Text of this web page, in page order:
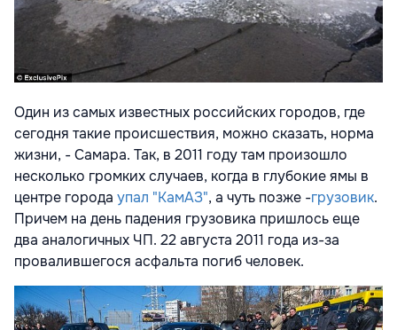
Один из самых известных российских городов, где
сегодня такие происшествия, можно сказать, норма
жизни, - Самара. Так, в 2011 году там произошло
несколько громких случаев, когда в глубокие ямы в
центре города упал "КамАЗ", а чуть позже -грузовик.
Причем на день падения грузовика пришлось еще
два аналогичных ЧП. 22 августа 2011 года из-за
провалившегося асфальта погиб человек.